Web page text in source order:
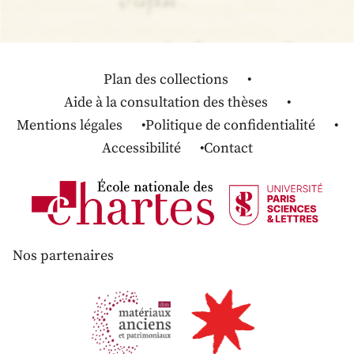
Plan des collections
Aide à la consultation des thèses
Mentions légales
Politique de confidentialité
Accessibilité
Contact
Nos partenaires